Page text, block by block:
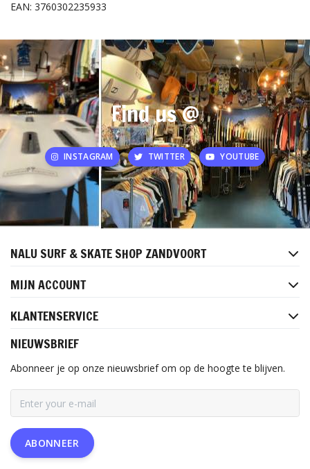
EAN: 3760302235933
Find us @
INSTAGRAM TWITTER YOUTUBE
NALU SURF & SKATE SHOP ZANDVOORT
MIJN ACCOUNT
KLANTENSERVICE
NIEUWSBRIEF
Abonneer je op onze nieuwsbrief om op de hoogte te blijven.
ABONNEER